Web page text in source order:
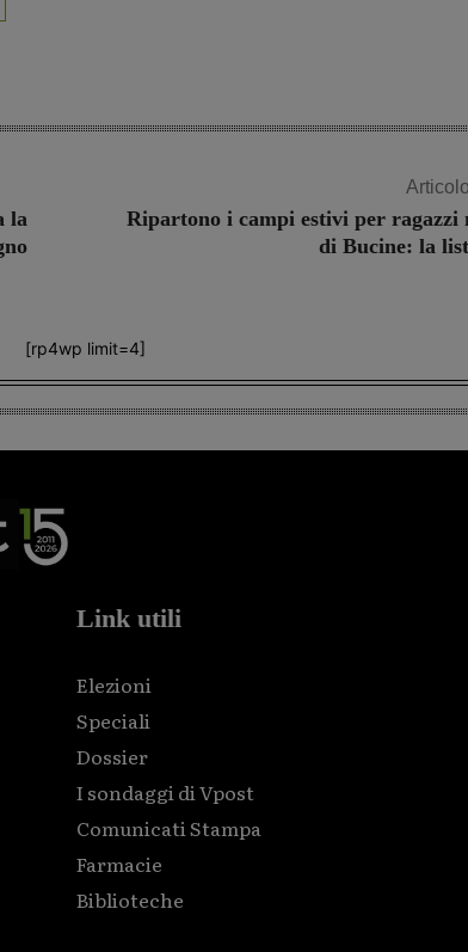
la
Ripartono i campi estivi per ragazzi
di Bucine: la
[rp4wp limit=4]
Link utili
Elezioni
Speciali
Dossier
I sondaggi di Vpost
Comunicati Stampa
Farmacie
Biblioteche